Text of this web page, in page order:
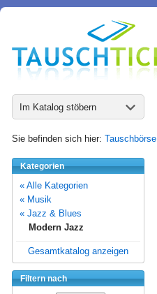
Im Katalog stöbern
Sie befinden sich hier: Tauschbörse
Kategorien
« Alle Kategorien
« Musik
« Jazz & Blues
Modern Jazz
Gesamtkatalog anzeigen
Filtern nach